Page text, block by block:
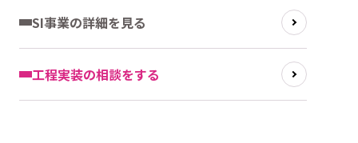
SI事業の詳細を見る
工程実装の相談をする